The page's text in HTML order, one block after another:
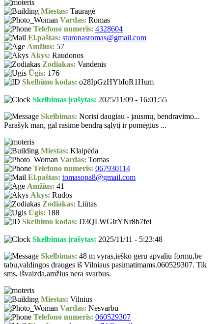
Miestas: Tauragė
Vardas: Romas
Telefono numeris: 4328604
El.paštas: sturonasromas@gmail.com
Amžius: 57
Akys: Raudonos
Zodiakas: Vandenis
Ūgis: 176
Skelbimo kodas: o28IpGzHYbIoR1Hum
Skelbimas įrašytas: 2025/11/09 - 16:01:55
Skelbimas: Norisi daugiau - jausmų, bendravimo...
Parašyk man, gal rasime bendrą sąlytį ir pomėgius ...
Miestas: Klaipėda
Vardas: Tomas
Telefono numeris: 067930114
El.paštas: tomasopa8@gmail.com
Amžius: 41
Akys: Rudos
Zodiakas: Liūtas
Ūgis: 188
Skelbimo kodas: D3QLWGIrYNr8b7fei
Skelbimas įrašytas: 2025/11/11 - 5:23:48
Skelbimas: 48 m vyras,ieško geru apvaliu formu,be
tabu,valdingos drauges iš Vilniaus pasimatimams.060529307. Tik
sms, išvaizda,amžius nera svarbus.
Miestas: Vilnius
Vardas: Nesvarbu
Telefono numeris: 060529307